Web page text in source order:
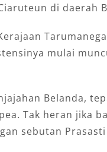
di daerah
mulai
Belanda,
Tak heran jika
sebutan Prasasti